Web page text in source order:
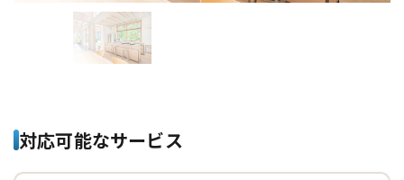
対応可能なサービス